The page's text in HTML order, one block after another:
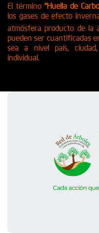
El término“Huella de
los gases de efecto
atmósfera producto de la
pueden ser cuantificadas
sea a nivel país,
individual.